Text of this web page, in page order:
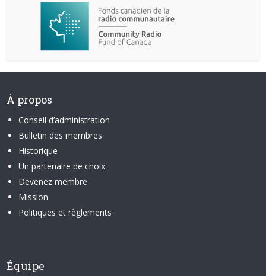
À propos
Conseil d’administration
Bulletin des membres
Historique
Un partenaire de choix
Devenez membre
Mission
Politiques et règlements
Équipe